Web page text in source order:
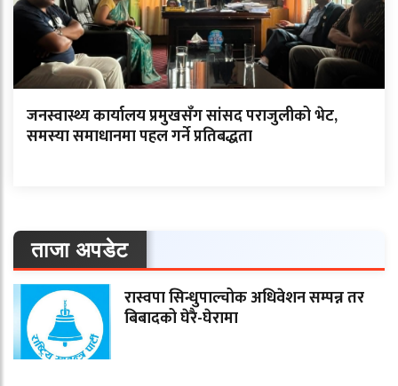
जनस्वास्थ्य कार्यालय प्रमुखसँग सांसद पराजुलीको भेट,
समस्या समाधानमा पहल गर्ने प्रतिबद्धता
ताजा अपडेट
रास्वपा सिन्धुपाल्चोक अधिवेशन सम्पन्न तर
बिबादको घेरै-घेरामा